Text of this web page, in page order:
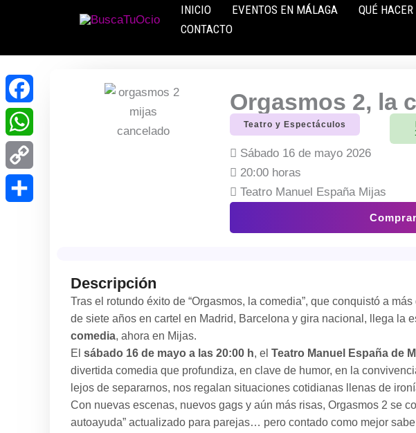
INICIO EVENTOS EN MÁLAGA QUÉ
CONTACTO
Orgasmos 2, la
Teatro y Espectáculos
Sábado 16 de mayo 2026
20:00 horas
Teatro Manuel España Mijas
Descripción
Tras el rotundo éxito de “Orgasmos, la comedia”, que conquistó a
de siete años en cartel en Madrid, Barcelona y gira nacional, llega la
comedia, ahora en Mijas.
El sábado 16 de mayo a las 20:00 h, el Teatro Manuel España de
divertida comedia que profundiza, en clave de humor, en la
lejos de separarnos, nos regalan situaciones cotidianas llenas de
Con nuevas escenas, nuevos gags y aún más risas, Orgasmos 2 se
autoayuda” actualizado para parejas… pero contado como mejor
Facebook
WhatsApp
Copy